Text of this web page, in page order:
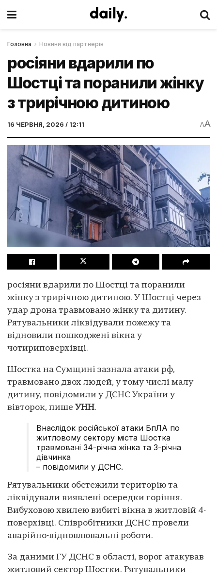
Головна Новини від партнерів
росіяни вдарили по
Шостці та поранили жінку
з трирічною дитиною
16 ЧЕРВНЯ, 2026 / 12:11 AA
росіяни вдарили по Шостці та поранили
жінку з трирічною дитиною. У Шостці через
удар дрона травмовано жінку та дитину.
Рятувальники ліквідували пожежу та
відновили пошкоджені вікна у
чотириповерхівці.
Шостка на Сумщині зазнала атаки рф,
травмовано двох людей, у тому числі малу
дитину, повідомили у ДСНС України у
вівторок, пише УНН.
Внаслідок російської атаки БпЛА по
житловому сектору міста Шостка
травмовані 34-річна жінка та 3-річна
дівчинка
– повідомили у ДСНС.
Рятувальники обстежили територію та
ліквідували виявлені осередки горіння.
Вибуховою хвилею вибиті вікна в житловій 4-
поверхівці. Співробітники ДСНС провели
аварійно-відновлювальні роботи.
За даними ГУ ДСНС в області, ворог атакував
житловий сектор Шостки. Рятувальники